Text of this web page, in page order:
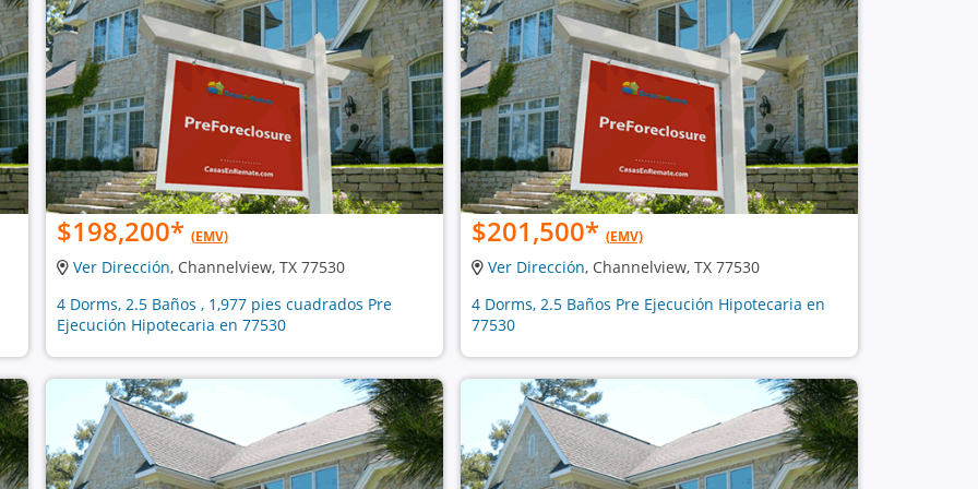
$198,200* (EMV)
Ver Dirección, Channelview, TX 77530
4 Dorms, 2.5 Baños , 1,977 pies cuadrados Pre
Ejecución Hipotecaria en 77530
$201,500* (EMV)
Ver Dirección, Channelview, TX 77530
4 Dorms, 2.5 Baños Pre Ejecución Hipotecaria en
77530